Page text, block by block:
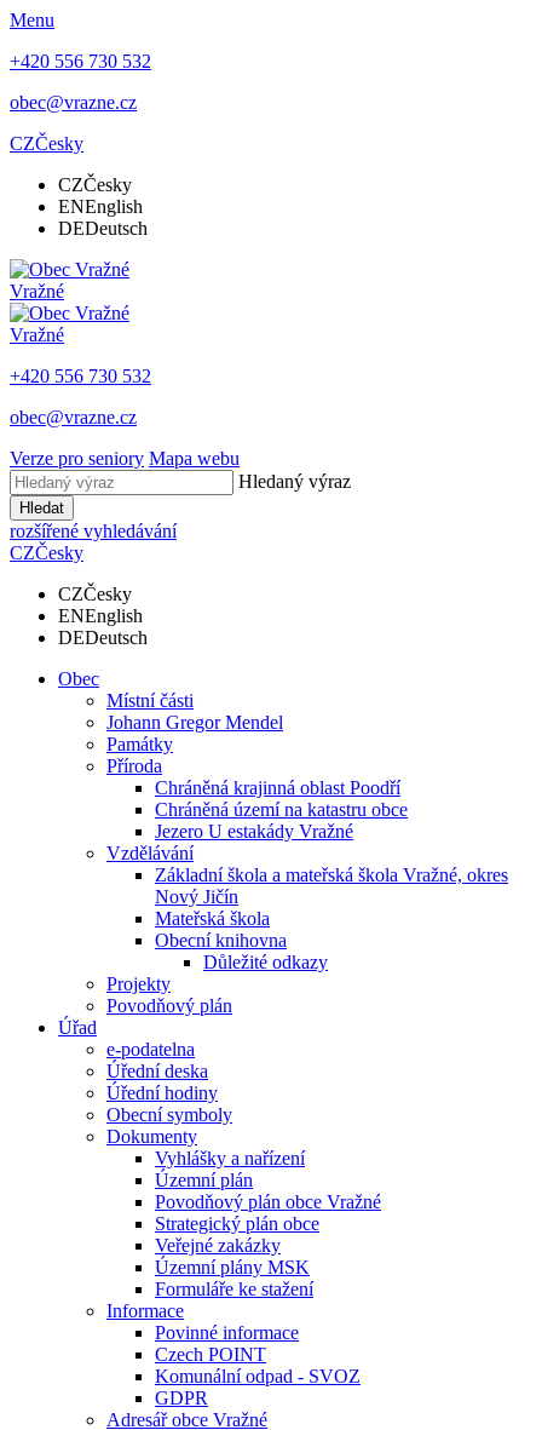
Menu
+420 556 730 532
obec@vrazne.cz
CZČesky
CZČesky
ENEnglish
DEDeutsch
Vražné
Vražné
+420 556 730 532
obec@vrazne.cz
Verze pro seniory Mapa webu
Hledaný výraz
Hledat
rozšířené vyhledávání
CZČesky
CZČesky
ENEnglish
DEDeutsch
Obec
Místní části
Johann Gregor Mendel
Památky
Příroda
Chráněná krajinná oblast Poodří
Chráněná území na katastru obce
Jezero U estakády Vražné
Vzdělávání
Základní škola a mateřská škola Vražné, okres
Nový Jičín
Mateřská škola
Obecní knihovna
Důležité odkazy
Projekty
Povodňový plán
Úřad
e-podatelna
Úřední deska
Úřední hodiny
Obecní symboly
Dokumenty
Vyhlášky a nařízení
Územní plán
Povodňový plán obce Vražné
Strategický plán obce
Veřejné zakázky
Územní plány MSK
Formuláře ke stažení
Informace
Povinné informace
Czech POINT
Komunální odpad - SVOZ
GDPR
Adresář obce Vražné